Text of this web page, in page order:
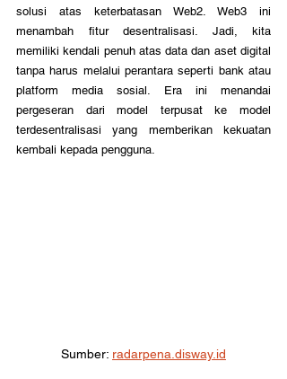
solusi atas keterbatasan Web2. Web3 ini
menambah fitur desentralisasi. Jadi, kita
memiliki kendali penuh atas data dan aset digital
tanpa harus melalui perantara seperti bank atau
platform media sosial. Era ini menandai
pergeseran dari model terpusat ke model
terdesentralisasi yang memberikan kekuatan
kembali kepada pengguna.
Sumber: radarpena.disway.id